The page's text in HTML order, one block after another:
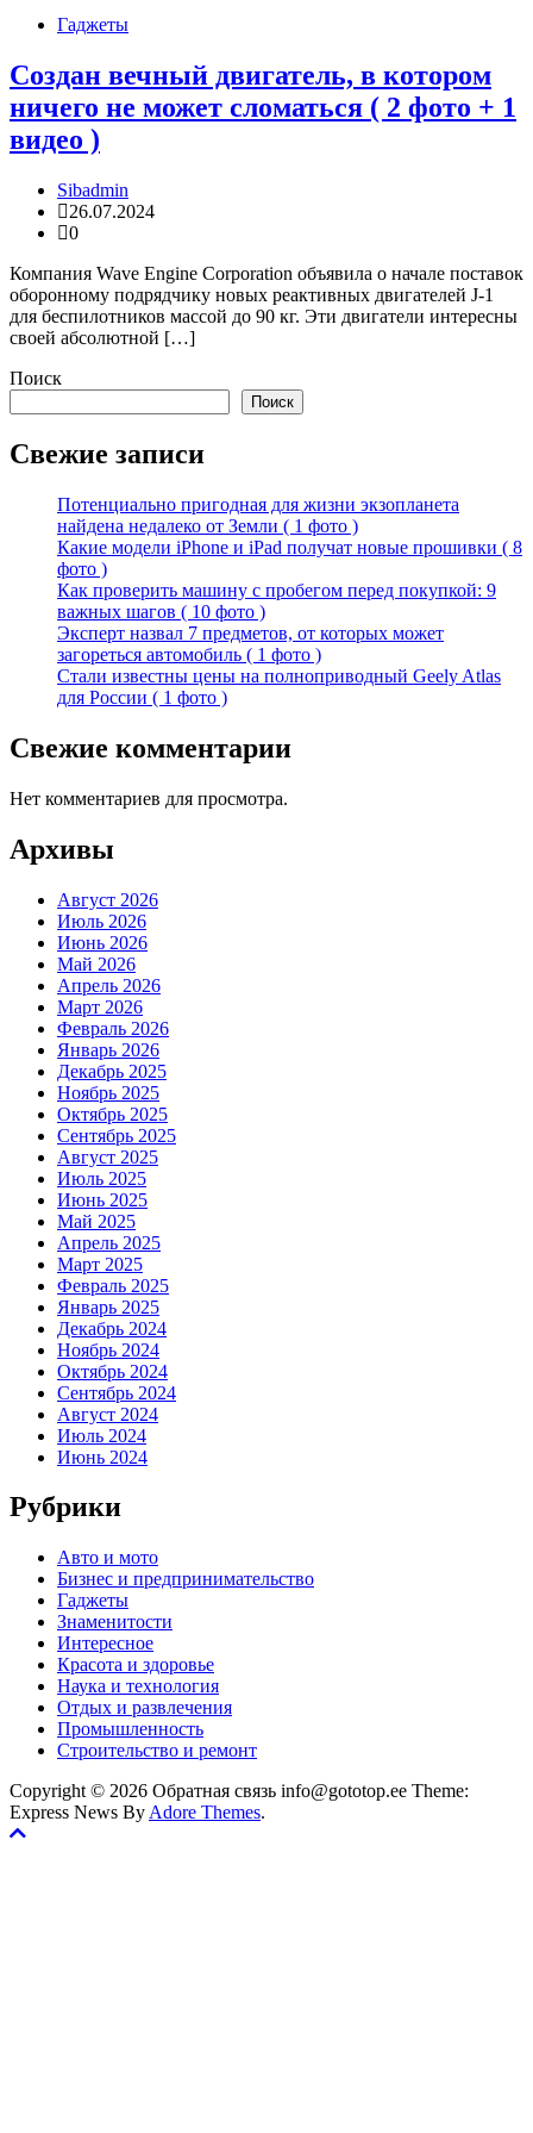
Гаджеты
Создан вечный двигатель, в котором
ничего не может сломаться ( 2 фото + 1
видео )
Sibadmin
26.07.2024
0
Компания Wave Engine Corporation объявила о начале поставок
оборонному подрядчику новых реактивных двигателей J-1
для беспилотников массой до 90 кг. Эти двигатели интересны
своей абсолютной […]
Поиск
Поиск
Свежие записи
Потенциально пригодная для жизни экзопланета
найдена недалеко от Земли ( 1 фото )
Какие модели iPhone и iPad получат новые прошивки ( 8
фото )
Как проверить машину с пробегом перед покупкой: 9
важных шагов ( 10 фото )
Эксперт назвал 7 предметов, от которых может
загореться автомобиль ( 1 фото )
Стали известны цены на полноприводный Geely Atlas
для России ( 1 фото )
Свежие комментарии
Нет комментариев для просмотра.
Архивы
Август 2026
Июль 2026
Июнь 2026
Май 2026
Апрель 2026
Март 2026
Февраль 2026
Январь 2026
Декабрь 2025
Ноябрь 2025
Октябрь 2025
Сентябрь 2025
Август 2025
Июль 2025
Июнь 2025
Май 2025
Апрель 2025
Март 2025
Февраль 2025
Январь 2025
Декабрь 2024
Ноябрь 2024
Октябрь 2024
Сентябрь 2024
Август 2024
Июль 2024
Июнь 2024
Рубрики
Авто и мото
Бизнес и предпринимательство
Гаджеты
Знаменитости
Интересное
Красота и здоровье
Наука и технология
Отдых и развлечения
Промышленность
Строительство и ремонт
Copyright © 2026 Обратная связь info@gototop.ee Theme:
Express News By Adore Themes.